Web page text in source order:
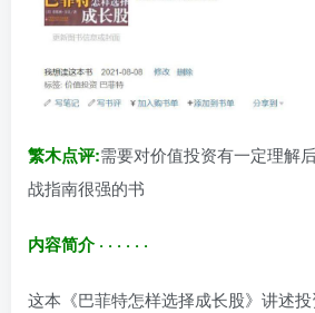
繁木点评:需要对价值投资有一定理解
战指南很强的书
内容简介 · · · · · ·
这本《巴菲特怎样选择成长股》讲述